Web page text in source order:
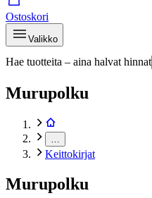
Ostoskori
Valikko
Hae tuotteita – aina halvat hinnat
Murupolku
Keittokirjat
Murupolku